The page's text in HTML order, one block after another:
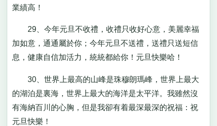
業績高！
29、今年元旦不收禮，收禮只收好心意，美麗幸福
加如意，通通屬於你；今年元旦不送禮，送禮只送短信
息，健康自信加活力，統統都給你！元旦快樂哈！
30、世界上最高的山峰是珠穆朗瑪峰，世界上最大
的湖泊是裏海，世界上最大的海洋是太平洋。我雖然沒
有海納百川的心胸，但是我卻有着最深最深的祝福：祝
元旦快樂！